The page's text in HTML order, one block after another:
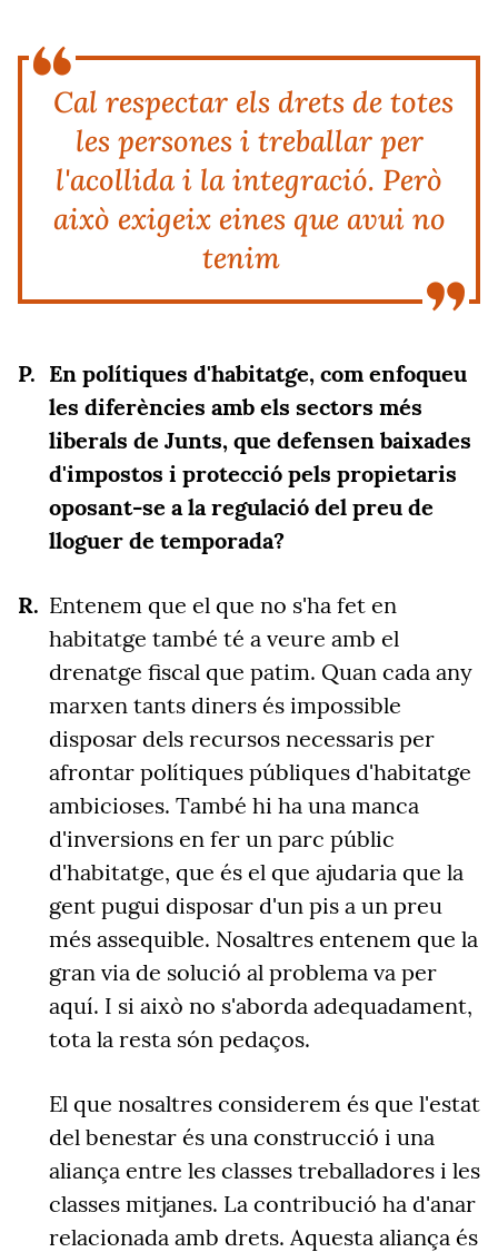
Cal respectar els drets de totes
les persones i treballar per
l'acollida i la integració. Però
això exigeix eines que avui no
tenim
En polítiques d'habitatge, com enfoqueu
les diferències amb els sectors més
liberals de Junts, que defensen baixades
d'impostos i protecció pels propietaris
oposant-se a la regulació del preu de
lloguer de temporada?
Entenem que el que no s'ha fet en
habitatge també té a veure amb el
drenatge fiscal que patim. Quan cada any
marxen tants diners és impossible
disposar dels recursos necessaris per
afrontar polítiques públiques d'habitatge
ambicioses. També hi ha una manca
d'inversions en fer un parc públic
d'habitatge, que és el que ajudaria que la
gent pugui disposar d'un pis a un preu
més assequible. Nosaltres entenem que la
gran via de solució al problema va per
aquí. I si això no s'aborda adequadament,
tota la resta són pedaços.
El que nosaltres considerem és que l'estat
del benestar és una construcció i una
aliança entre les classes treballadores i les
classes mitjanes. La contribució ha d'anar
relacionada amb drets. Aquesta aliança és